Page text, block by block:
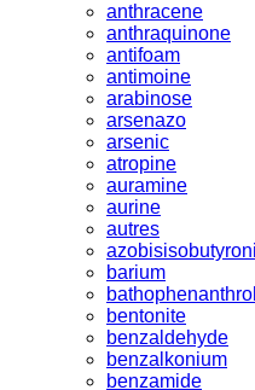
anthracene
anthraquinone
antifoam
antimoine
arabinose
arsenazo
arsenic
atropine
auramine
aurine
autres
barium
bentonite
benzaldehyde
benzalkonium
benzamide